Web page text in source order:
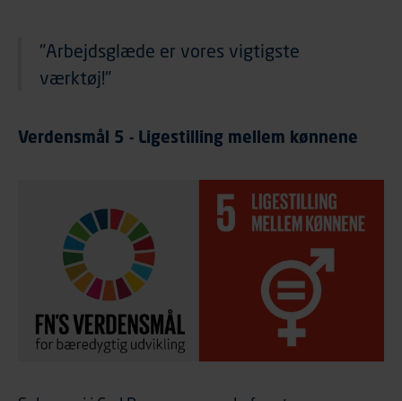
"Arbejdsglæde er vores vigtigste
værktøj!"
Verdensmål 5 - Ligestilling mellem kønnene